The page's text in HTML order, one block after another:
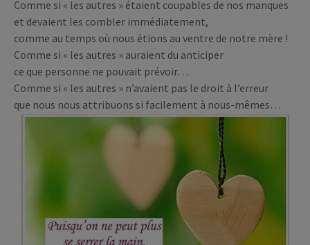
Comme si « les autres » étaient coupables de nos manques
et devaient les combler immédiatement,
comme au temps où nous étions au ventre de notre mère !
Comme si « les autres » auraient du anticiper
ce que personne ne pouvait prévoir…
Comme si « les autres » n’avaient pas le droit à l’erreur
que nous nous attribuons si facilement à nous-mêmes…